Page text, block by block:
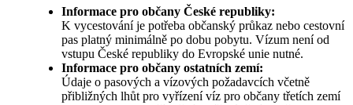
Informace pro občany České republiky:
K vycestování je potřeba občanský průkaz nebo cestovní
pas platný minimálně po dobu pobytu. Vízum není od
vstupu České republiky do Evropské unie nutné.
Informace pro občany ostatních zemí:
Údaje o pasových a vízových požadavcích včetně
přibližných lhůt pro vyřízení víz pro občany třetích zemí